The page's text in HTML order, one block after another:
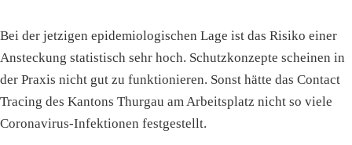
Bei der jetzigen epidemiologischen Lage ist das Risiko einer
Ansteckung statistisch sehr hoch. Schutzkonzepte scheinen in
der Praxis nicht gut zu funktionieren. Sonst hätte das Contact
Tracing des Kantons Thurgau am Arbeitsplatz nicht so viele
Coronavirus-Infektionen festgestellt.